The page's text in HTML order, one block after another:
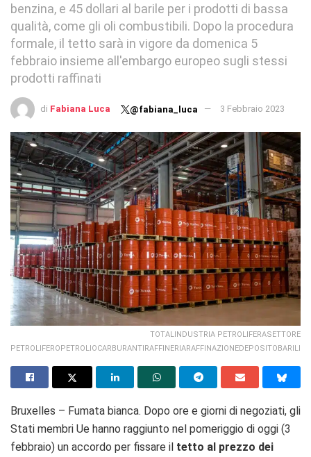
benzina, e 45 dollari al barile per i prodotti di bassa
qualità, come gli oli combustibili. Dopo la procedura
formale, il tetto sarà in vigore da domenica 5
febbraio insieme all'embargo europeo sugli stessi
prodotti raffinati
di Fabiana Luca @fabiana_luca 3 Febbraio 2023
TOTALINDUSTRIA PETROLIFERASETTORE
PETROLIFEROPETROLIOCARBURANTIRAFFINERIARAFFINAZIONEDEPOSITOBARILI
Bruxelles – Fumata bianca. Dopo ore e giorni di negoziati, gli
Stati membri Ue hanno raggiunto nel pomeriggio di oggi (3
febbraio) un accordo per fissare il tetto al prezzo dei